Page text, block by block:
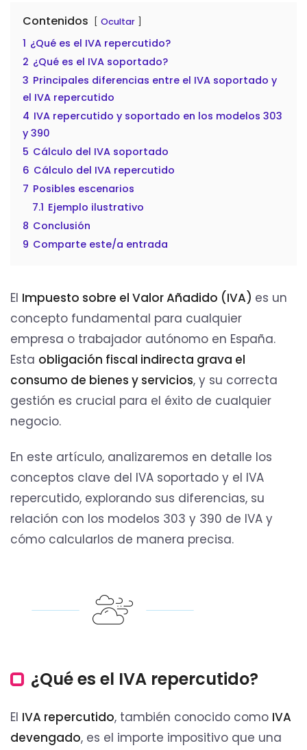
Contenidos Ocultar
1 ¿Qué es el IVA repercutido?
2 ¿Qué es el IVA soportado?
3 Principales diferencias entre el IVA soportado y
el IVA repercutido
4 IVA repercutido y soportado en los modelos 303
y 390
5 Cálculo del IVA soportado
6 Cálculo del IVA repercutido
7 Posibles escenarios
7.1 Ejemplo ilustrativo
8 Conclusión
9 Comparte este/a entrada
El Impuesto sobre el Valor Añadido (IVA) es un
concepto fundamental para cualquier
empresa o trabajador autónomo en España.
Esta obligación fiscal indirecta grava el
consumo de bienes y servicios, y su correcta
gestión es crucial para el éxito de cualquier
negocio.
En este artículo, analizaremos en detalle los
conceptos clave del IVA soportado y el IVA
repercutido, explorando sus diferencias, su
relación con los modelos 303 y 390 de IVA y
cómo calcularlos de manera precisa.
¿Qué es el IVA repercutido?
El IVA repercutido, también conocido como IVA
devengado, es el importe impositivo que una